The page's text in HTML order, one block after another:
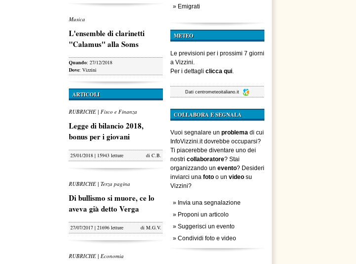
Musica
L'ensemble di clarinetti
"Calamus" alla Soms
Quando: 27/12/2018
Dove: Vizzini
ARTICOLI
RUBRICHE | Fisco e Finanza
Legge di bilancio 2018,
bonus per i giovani
25/01/2018 | 15943 letture di C.B.
RUBRICHE | Terza pagina
Di bullismo si muore, ce lo
aveva già detto Verga
27/07/2017 | 21696 letture di M.G.V.
RUBRICHE | Economia
» Emigrati
METEO
Le previsioni per i prossimi 7 giorni
a Vizzini.
Per i dettagli clicca qui.
Dati centrometeoitaliano.it
COLLABORA E SEGNALA
Vuoi segnalare un problema di cui
InfoVizzini.it dovrebbe occuparsi?
Ti piacerebbe diventare uno dei
nostri collaboratore? Stai
organizzando un evento? Desideri
inviarci una foto o un video su
Vizzini?
» Invia una segnalazione
» Proponi un articolo
» Suggerisci un evento
» Condividi foto e video